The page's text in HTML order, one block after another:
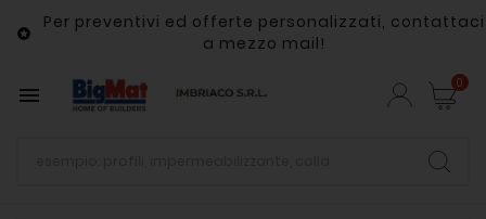

Per preventivi ed offerte personalizzati, contattaci
a mezzo mail!
 0